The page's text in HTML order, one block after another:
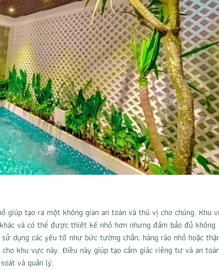
tạo ra một không gian an toàn và thú vị cho chúng. Khu
và có thể được thiết kế nhỏ hơn nhưng đảm bảo đủ không
dụng các yếu tố như bức tường chắn, hàng rào nhỏ hoặc
khu vực này. Điều này giúp tạo cảm giác riêng tư và an
và quản lý.